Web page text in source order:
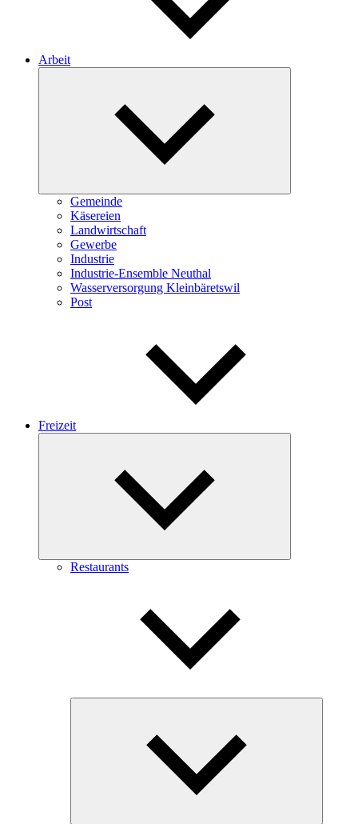
Arbeit
Gemeinde
Käsereien
Landwirtschaft
Gewerbe
Industrie
Industrie-Ensemble Neuthal
Wasserversorgung Kleinbäretswil
Post
Freizeit
Restaurants